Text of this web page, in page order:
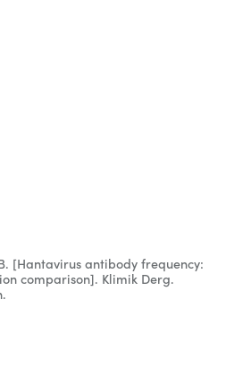
[Hantavirus antibody frequency:
comparison]. Klimik Derg.